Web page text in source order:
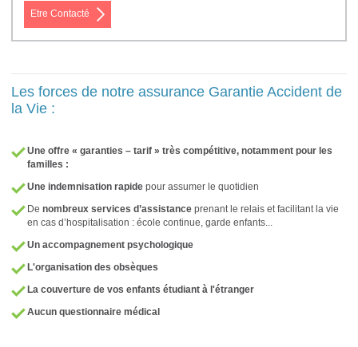
Etre Contacté
Les forces de notre assurance Garantie Accident de
la Vie :
Une offre « garanties – tarif » très compétitive, notamment pour les
familles :
Une indemnisation rapide pour assumer le quotidien
De nombreux services d’assistance prenant le relais et facilitant la vie
en cas d’hospitalisation : école continue, garde enfants...
Un accompagnement psychologique
L'organisation des obsèques
La couverture de vos enfants étudiant à l'étranger
Aucun questionnaire médical